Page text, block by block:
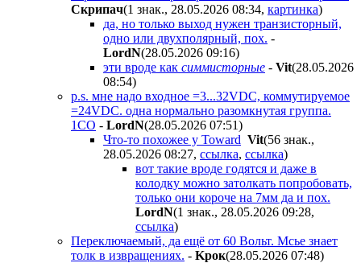
Cкpипaч(1 знак., 28.05.2026 08:34, картинка)
да, но только выход нужен транзисторный,
одно или двухполярный, пох. -
LordN(28.05.2026 09:16)
эти вроде как симмисторные - Vit(28.05.2026
08:54)
p.s. мне надо входное =3...32VDC, коммутируемое
=24VDC. одна нормально разомкнутая группа.
1CO - LordN(28.05.2026 07:51)
Что-то похожее у Toward Vit(56 знак.,
28.05.2026 08:27, ссылка, ссылка)
вот такие вроде годятся и даже в
колодку можно затолкать попробовать,
только они короче на 7мм да и пох.
LordN(1 знак., 28.05.2026 09:28,
ссылка)
Переключаемый, да ещё от 60 Вольт. Мсье знает
толк в извращениях. - Kpoк(28.05.2026 07:48)